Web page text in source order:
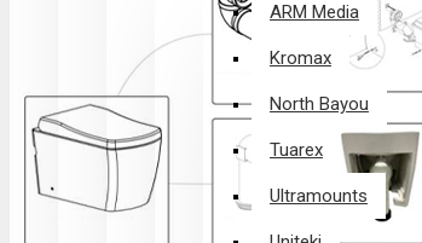
ARM Media
Kromax
North Bayou
Tuarex
Ultramounts